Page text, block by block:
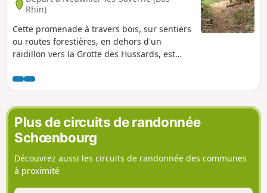
Rhin)
Cette promenade à travers bois, sur sentiers
ou routes forestières, en dehors d'un
raidillon vers la Grotte des Hussards, est
Plus de circuits de randonnée
Schœnbourg
Découvrez aussi les circuits de randonnée des communes
à proximité